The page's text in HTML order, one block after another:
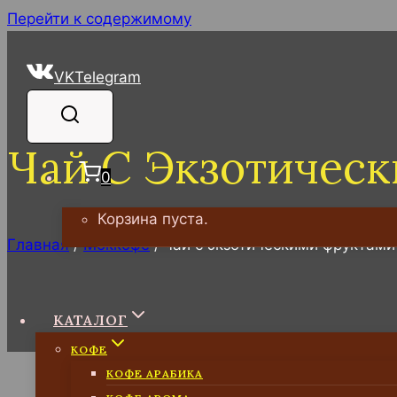
Перейти к содержимому
VKTelegram
0
Корзина пуста.
КАТАЛОГ
КОФЕ
КОФЕ АРАБИКА
Чай С
Главная / Моккофе / чай с экзотическими фруктами